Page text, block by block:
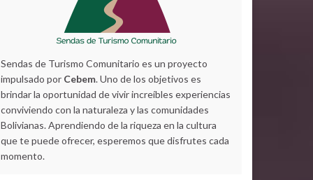
Sendas de Turismo Comunitario es un proyecto
impulsado por Cebem. Uno de los objetivos es
brindar la oportunidad de vivir increíbles experiencias
conviviendo con la naturaleza y las comunidades
Bolivianas. Aprendiendo de la riqueza en la cultura
que te puede ofrecer, esperemos que disfrutes cada
momento.